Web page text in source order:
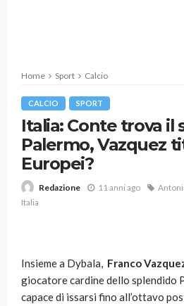
Home Sport Calcio
CALCIO SPORT
Italia: Conte trova il
Palermo, Vazquez
Europei?
Redazione 11 anni ago
Italia
Insieme a Dybala, Franco
giocatore cardine dello splendido
capace di issarsi fino all’ottavo